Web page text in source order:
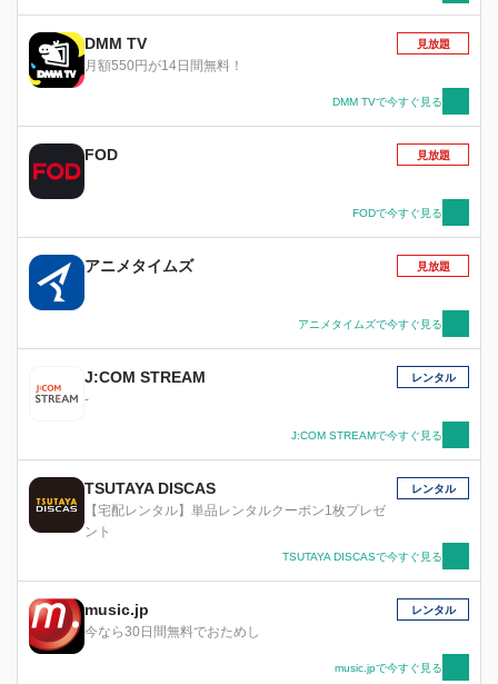
が、その熱量はますます高まるばかり。流鶯もま
た知らず知らずのうちに潤平に触発されていく。
そして、2人の前にさらなる高みを目指す者たち
が現れ――。 華麗なダンスの裏で、もがき続け
る少年少女たち。 青春の衝動が、今、ぶつかり
DMM TV
月額550円が14日間無料！
見放題
DMM TVで今すぐ見る
FOD 見放題
FODで今すぐ見る
アニメタイムズ 見放題
アニメタイムズで今すぐ見る
J:COM STREAM
-
レンタル
J:COM STREAMで今すぐ見る
TSUTAYA DISCAS
【宅配レンタル】単品レンタルクーポン1枚プレゼ
ント
レンタル
TSUTAYA DISCASで今すぐ見る
music.jp
今なら30日間無料でおためし
レンタル
music.jpで今すぐ見る